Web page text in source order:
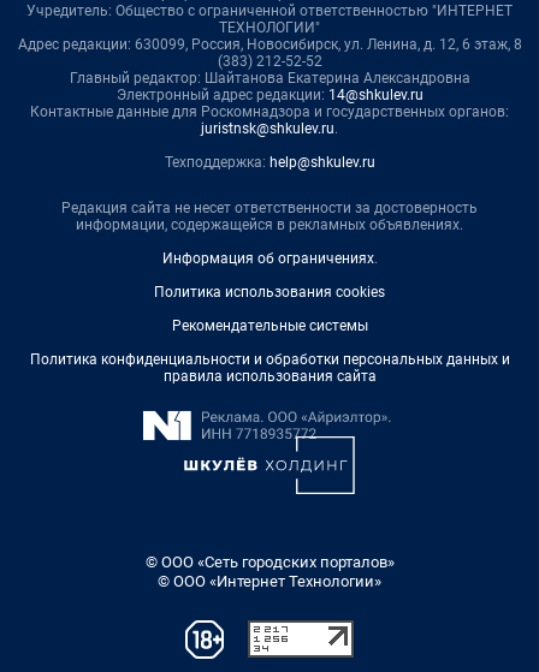
Учредитель: Общество с ограниченной ответственностью "ИНТЕРНЕТ
ТЕХНОЛОГИИ"
Адрес редакции: 630099, Россия, Новосибирск, ул. Ленина, д. 12, 6 этаж, 8
(383) 212-52-52
Главный редактор: Шайтанова Екатерина Александровна
Электронный адрес редакции: 14@shkulev.ru
Контактные данные для Роскомнадзора и государственных органов:
juristnsk@shkulev.ru.
Техподдержка: help@shkulev.ru
Редакция сайта не несет ответственности за достоверность
информации, содержащейся в рекламных объявлениях.
Информация об ограничениях.
Политика использования cookies
Рекомендательные системы
Политика конфиденциальности и обработки персональных данных и
правила использования сайта
© ООО «Сеть городских порталов»
© ООО «Интернет Технологии»